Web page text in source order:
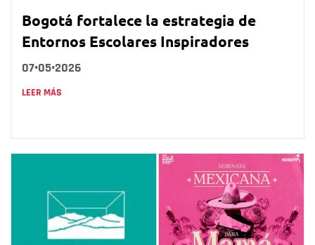
Bogotá fortalece la estrategia de
Entornos Escolares Inspiradores
07•05•2026
LEER MÁS